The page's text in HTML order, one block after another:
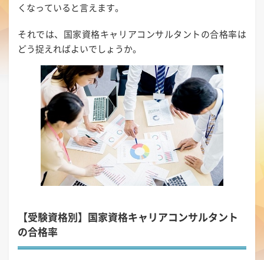
くなっていると言えます。
それでは、国家資格キャリアコンサルタントの合格率は
どう捉えればよいでしょうか。
【受験資格別】国家資格キャリアコンサルタント
の合格率